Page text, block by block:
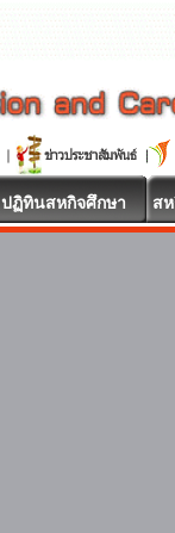
ปฏิทินสหกิจศึกษา ส